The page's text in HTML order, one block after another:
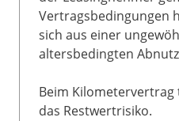
Vertragsbedingungen
sich aus einer
altersbedingten
Beim
das Restwertrisiko.